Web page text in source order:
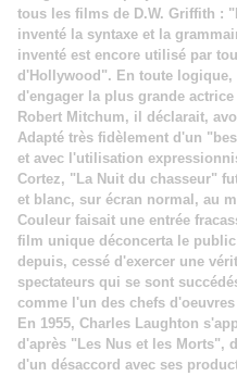
tous les films de D.W. Griffith :
inventé la syntaxe et la
inventé est encore utilisé par
d'Hollywood". En toute logique,
d'engager la plus grande
Robert Mitchum, il déclarait,
Adapté très fidèlement d'un
et avec l'utilisation
Cortez, "La Nuit du chasseur"
et blanc, sur écran normal, au
Couleur faisait une entrée
film unique déconcerta le
depuis, cessé d'exercer une
spectateurs qui se sont
comme l'un des chefs
En 1955, Charles Laughton
d'après "Les Nus et les Morts",
d'un désaccord avec ses